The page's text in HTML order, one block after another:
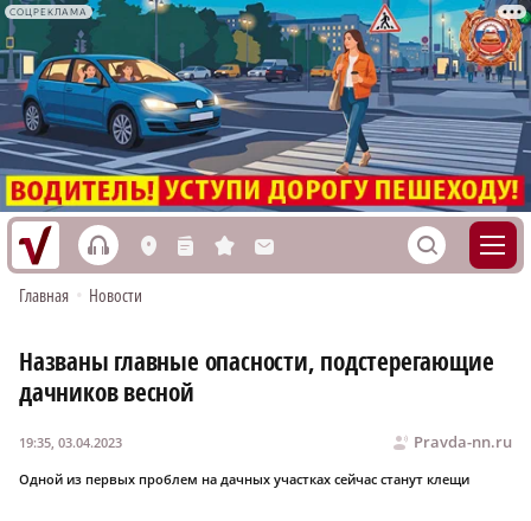
СОЦРЕКЛАМА
h L n s M S
Главная • Новости
Названы главные опасности, подстерегающие
дачников весной
Pravda-nn.ru
19:35, 03.04.2023
Одной из первых проблем на дачных участках сейчас станут клещи